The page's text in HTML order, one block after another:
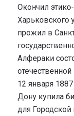
Окончил
Харьковского
прожил в
Алфераки
12 января
Дону купила
для Городской